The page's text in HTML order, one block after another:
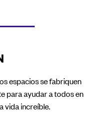
espacios se fabriquen
para ayudar a todos en
vida increíble.